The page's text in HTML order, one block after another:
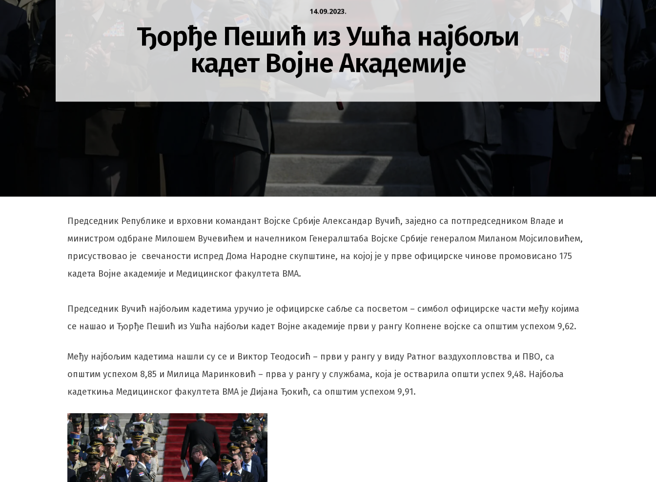
14.09.2023.
Ђорђе Пешић из Ушћа најбољи
кадет Војне Академије
Председник Републике и врховни командант Војске Србије Александар Вучић, заједно са потпредседником Владе и
министром одбране Милошем Вучевићем и начелником Генералштаба Војске Србије генералом Миланом Мојсиловићем,
присуствовао је свечаности испред Дома Народне скупштине, на којој је у прве официрске чинове промовисано 175
кадета Војне академије и Медицинског факултета ВМА.
Председник Вучић најбољим кадетима уручио је официрске сабље са посветом – симбол официрске части међу којима
се нашао и Ђорђе Пешић из Ушћа најбољи кадет Војне академије први у рангу Копнене војске са општим успехом 9,62.
Међу најбољим кадетима нашли су се и Виктор Теодосић – први у рангу у виду Ратног ваздухопловства и ПВО, са
општим успехом 8,85 и Милица Маринковић – прва у рангу у службама, која је остварила општи успех 9,48. Најбоља
кадеткиња Медицинског факултета ВМА је Дијана Ђокић, са општим успехом 9,91.